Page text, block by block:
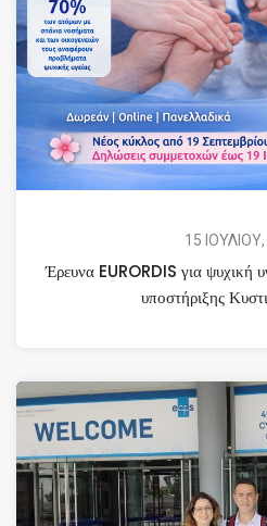
15
Έρευνα EURORDIS για ψυχική
υποστήριξης